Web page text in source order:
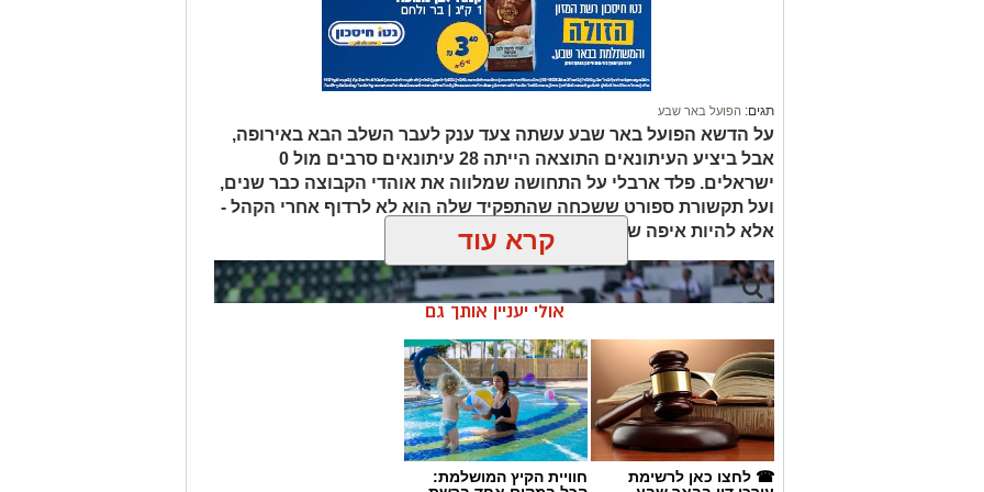
תגים: הפועל באר שבע
על הדשא הפועל באר שבע עשתה צעד ענק לעבר השלב הבא באירופה,
אבל ביציע העיתונאים התוצאה הייתה 28 עיתונאים סרבים מול 0
ישראלים. פלד ארבלי על התחושה שמלווה את אוהדי הקבוצה כבר שנים,
ועל תקשורת ספורט ששכחה שהתפקיד שלה הוא לא לרדוף אחרי הקהל -
אלא להיות איפה שנמצא הסיפור.קרא עוד
אולי יעניין אותך גם
☎ לחצו כאן לרשימת
חוויית הקיץ המושלמת: